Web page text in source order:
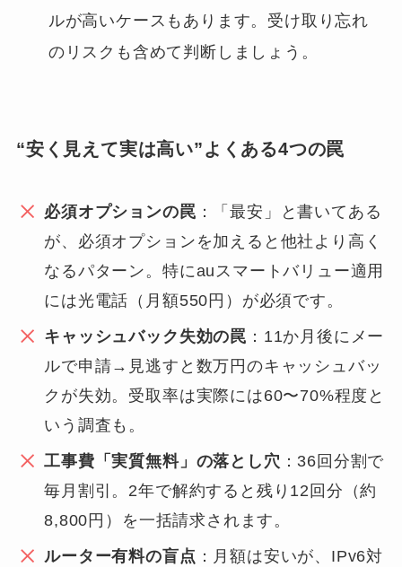
ルが高いケースもあります。受け取り忘れ
のリスクも含めて判断しましょう。
“安く見えて実は高い”よくある4つの罠
必須オプションの罠 ：「最安」と書いてある
が、必須オプションを加えると他社より高く
なるパターン。特にauスマートバリュー適用
には光電話（月額550円）が必須です。
キャッシュバック失効の罠 ：11か月後にメー
ルで申請→見逃すと数万円のキャッシュバッ
クが失効。受取率は実際には60〜70%程度と
いう調査も。
工事費「実質無料」の落とし穴 ：36回分割で
毎月割引。2年で解約すると残り12回分（約
8,800円）を一括請求されます。
ルーター有料の盲点 ：月額は安いが、IPv6対